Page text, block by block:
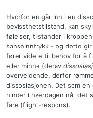
Hvorfor en går inn i en
bevissthetstilstand, kan
følelser, tilstander i
sanseinntrykk - og dette
fører videre til behov for å
eller minne (derav
overveldende, derfor
dissosiasjonen. Det som
hinder i hverdagen når det
fare (flight-respons).